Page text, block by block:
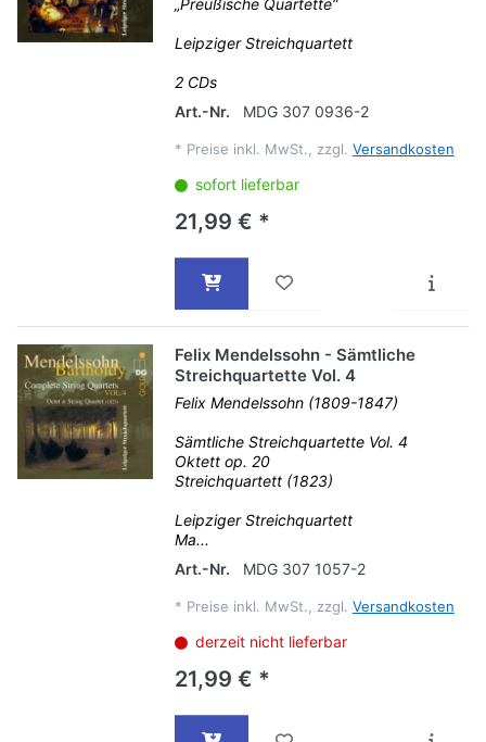
Leipziger Streichquartett
2 CDs
Art.-Nr.
MDG 307 0936-2
* Preise inkl. MwSt., zzgl. Versandkosten
sofort lieferbar
21,99 € *
Felix Mendelssohn - Sämtliche
Streichquartette Vol. 4
Felix Mendelssohn (1809-1847)
Sämtliche Streichquartette Vol. 4
Oktett op. 20
Streichquartett (1823)
Leipziger Streichquartett
Ma...
Art.-Nr.
MDG 307 1057-2
* Preise inkl. MwSt., zzgl. Versandkosten
derzeit nicht lieferbar
21,99 € *